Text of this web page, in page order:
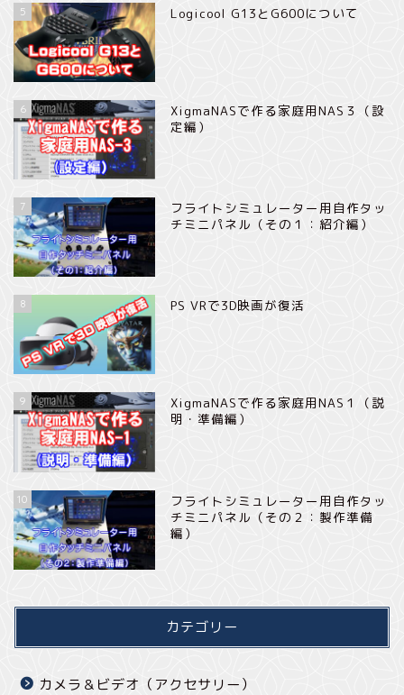
5 Logicool G13とG600について
6
XigmaNASで作る家庭用NAS３（設
定編）
7
フライトシミュレーター用自作タッ
チミニパネル（その１：紹介編）
8 PS VRで3D映画が復活
9
XigmaNASで作る家庭用NAS１（説
明・準備編）
10
フライトシミュレーター用自作タッ
チミニパネル（その２：製作準備
編）
カテゴリー
カメラ＆ビデオ（アクセサリー）